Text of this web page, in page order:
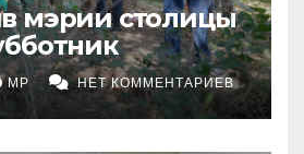
мэрии столицы
MP НЕТ КОММЕНТАРИЕВ